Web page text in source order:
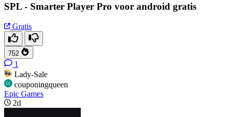
SPL - Smarter Player Pro voor android gratis
Gratis
752
1
Lady-Sale
couponingqueen
Epic Games
2d